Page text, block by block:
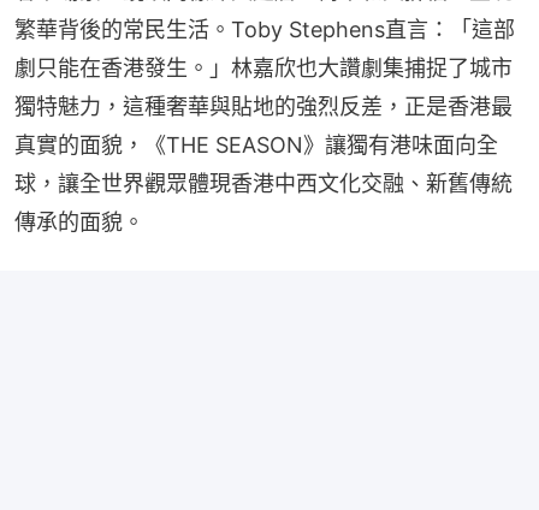
繁華背後的常民生活。Toby Stephens直言：「這部
劇只能在香港發生。」林嘉欣也大讚劇集捕捉了城市
獨特魅力，這種奢華與貼地的強烈反差，正是香港最
真實的面貌，《THE SEASON》讓獨有港味面向全
球，讓全世界觀眾體現香港中西文化交融、新舊傳統
傳承的面貌。